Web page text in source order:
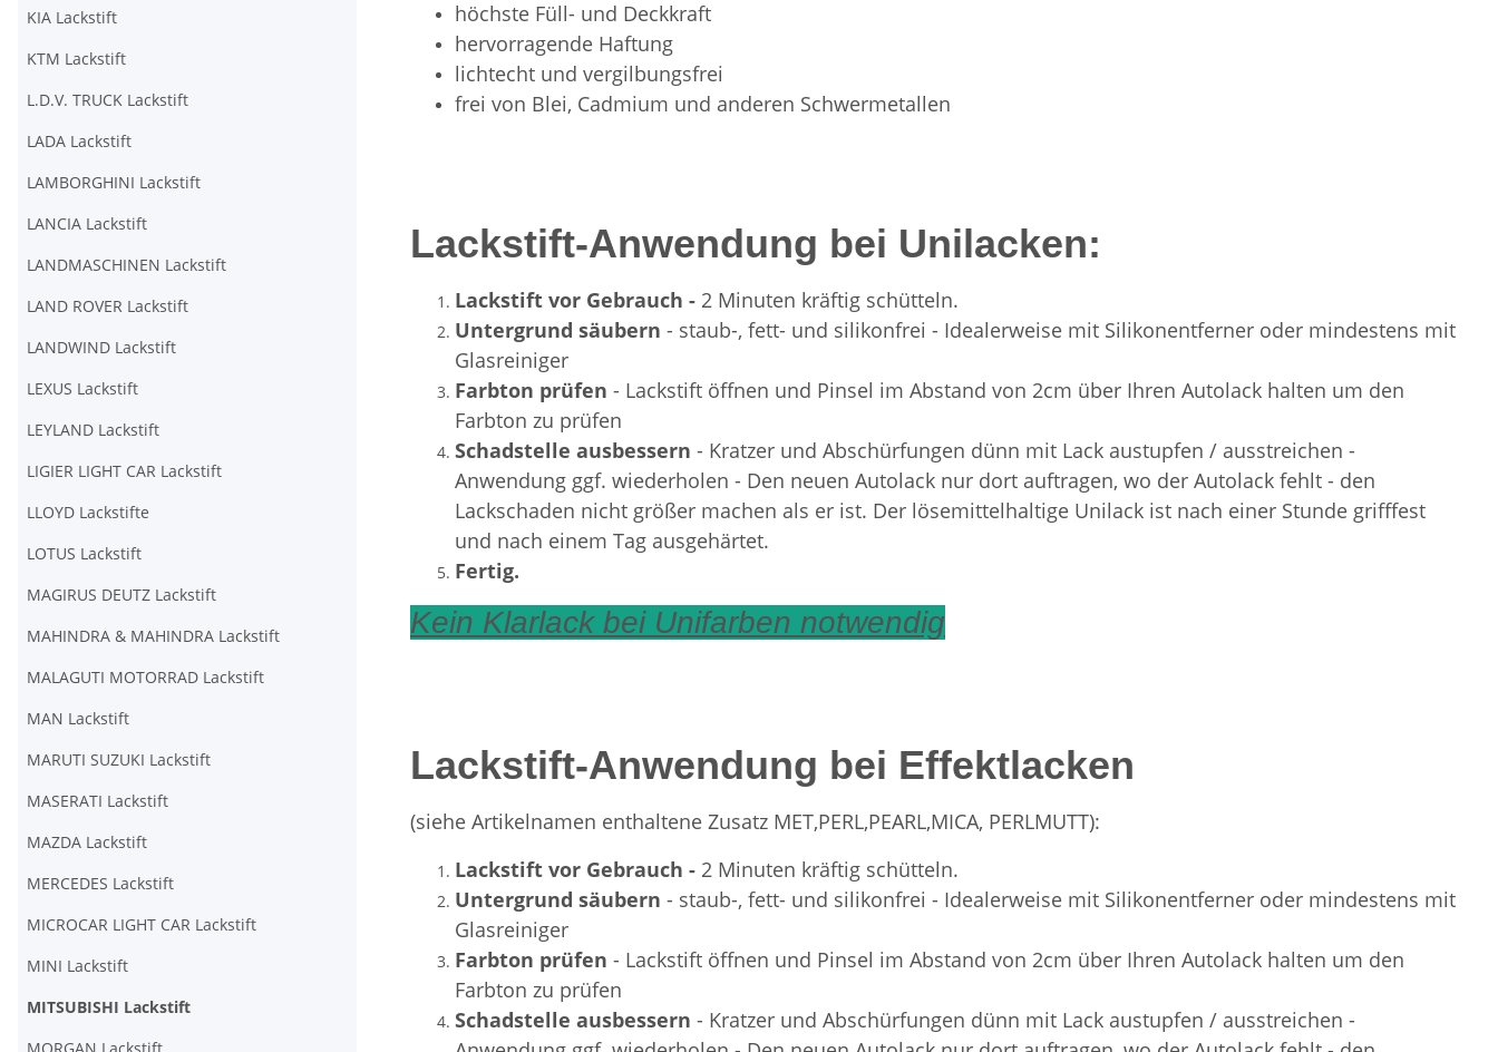
höchste Füll- und Deckkraft
hervorragende Haftung
lichtecht und vergilbungsfrei
frei von Blei, Cadmium und anderen Schwermetallen
Lackstift-Anwendung bei Unilacken:
Lackstift vor Gebrauch - 2 Minuten kräftig schütteln.
Untergrund säubern - staub-, fett- und silikonfrei - Idealerweise mit Silikonentferner oder mindestens mit
Glasreiniger
Farbton prüfen - Lackstift öffnen und Pinsel im Abstand von 2cm über Ihren Autolack halten um den
Farbton zu prüfen
Schadstelle ausbessern - Kratzer und Abschürfungen dünn mit Lack austupfen / ausstreichen -
Anwendung ggf. wiederholen - Den neuen Autolack nur dort auftragen, wo der Autolack fehlt - den
Lackschaden nicht größer machen als er ist. Der lösemittelhaltige Unilack ist nach einer Stunde grifffest
und nach einem Tag ausgehärtet.
Fertig.
Kein Klarlack bei Unifarben notwendig
Lackstift-Anwendung bei Effektlacken
(siehe Artikelnamen enthaltene Zusatz MET,PERL,PEARL,MICA, PERLMUTT):
Lackstift vor Gebrauch - 2 Minuten kräftig schütteln.
Untergrund säubern - staub-, fett- und silikonfrei - Idealerweise mit Silikonentferner oder mindestens mit
Glasreiniger
Farbton prüfen - Lackstift öffnen und Pinsel im Abstand von 2cm über Ihren Autolack halten um den
Farbton zu prüfen
Schadstelle ausbessern - Kratzer und Abschürfungen dünn mit Lack austupfen / ausstreichen -
KIA Lackstift
KTM Lackstift
L.D.V. TRUCK Lackstift
LADA Lackstift
LAMBORGHINI Lackstift
LANCIA Lackstift
LANDMASCHINEN Lackstift
LAND ROVER Lackstift
LANDWIND Lackstift
LEXUS Lackstift
LEYLAND Lackstift
LIGIER LIGHT CAR Lackstift
LLOYD Lackstifte
LOTUS Lackstift
MAGIRUS DEUTZ Lackstift
MAHINDRA & MAHINDRA Lackstift
MALAGUTI MOTORRAD Lackstift
MAN Lackstift
MARUTI SUZUKI Lackstift
MASERATI Lackstift
MAZDA Lackstift
MERCEDES Lackstift
MICROCAR LIGHT CAR Lackstift
MINI Lackstift
MITSUBISHI Lackstift